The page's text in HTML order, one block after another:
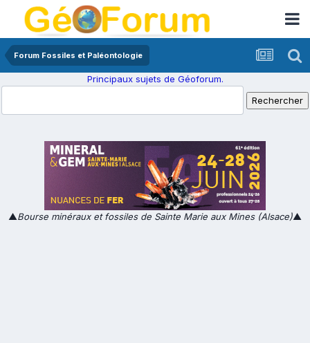
Forum Fossiles et Paléontologie
Principaux sujets de Géoforum.
▲Bourse minéraux et fossiles de Sainte Marie aux Mines (Alsace)▲